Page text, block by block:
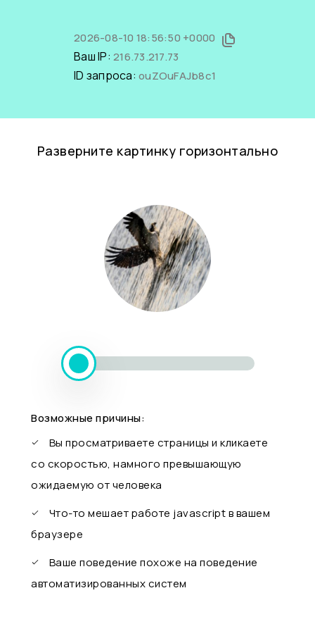
2026-08-10 18:56:50 +0000
Ваш IP: 216.73.217.73
ID запроса: ouZOuFAJb8c1
Разверните картинку горизонтально
Возможные причины:
Вы просматриваете страницы и кликаете
со скоростью, намного превышающую
ожидаемую от человека
Что-то мешает работе javascript в вашем
браузере
Ваше поведение похоже на поведение
автоматизированных систем